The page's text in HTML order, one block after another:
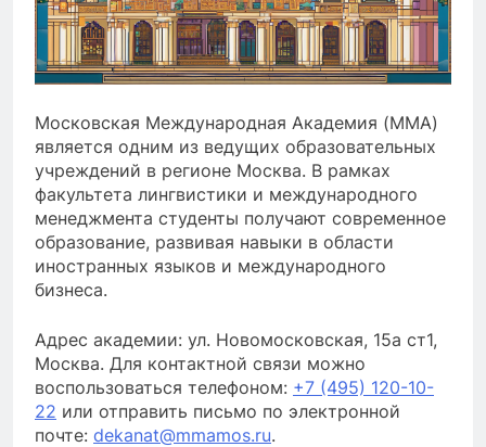
Московская Международная Академия (ММА)
является одним из ведущих образовательных
учреждений в регионе Москва. В рамках
факультета лингвистики и международного
менеджмента студенты получают современное
образование, развивая навыки в области
иностранных языков и международного
бизнеса.
Адрес академии: ул. Новомосковская, 15а ст1,
Москва. Для контактной связи можно
воспользоваться телефоном: +7 (495) 120-10-
22 или отправить письмо по электронной
почте: dekanat@mmamos.ru.